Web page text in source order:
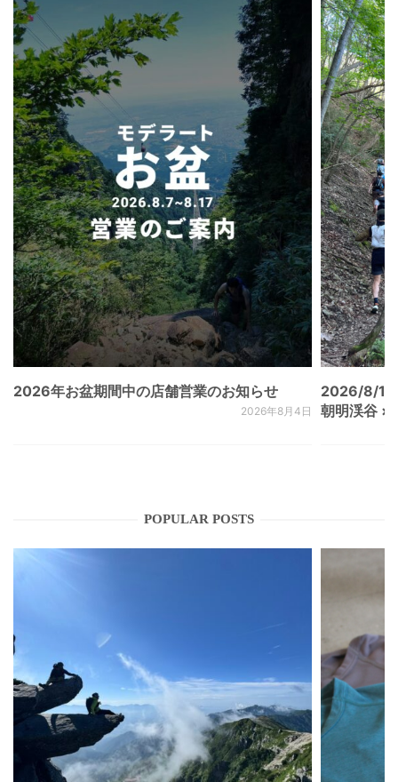
2026年お盆期間中の店舗営業のお知らせ
2026年8月4日
2026/8/
朝明渓谷 ×
POPULAR POSTS